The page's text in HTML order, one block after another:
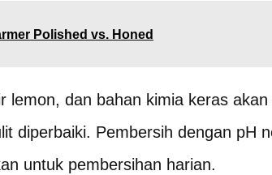
Polished vs. Honed
lemon, dan bahan kimia keras akan
diperbaiki. Pembersih dengan pH
untuk pembersihan harian.